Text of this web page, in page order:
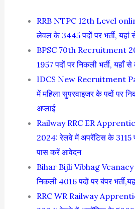
RRB NTPC 12th Level
लेवल के 3445 पदों पर भर्ती,
BPSC 70th Recruitment
1957 पदों पर निकली भर्ती, यहाँ
IDCS New Recruitment
में महिला सुपरवाइजर के पदों पर
अप्लाई
Railway RRC ER
2024: रेलवे में अपरेंटिस के 3115
पास करें आवेदन
Bihar Bijli Vibhag Vcanacy
निकली 4016 पदों पर बंपर
RRC WR Railway